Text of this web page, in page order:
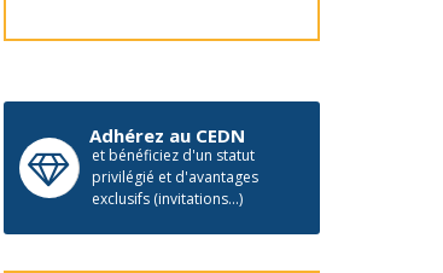
Adhérez au CEDN
et bénéficiez d'un statut
privilégié et d'avantages
exclusifs (invitations...)